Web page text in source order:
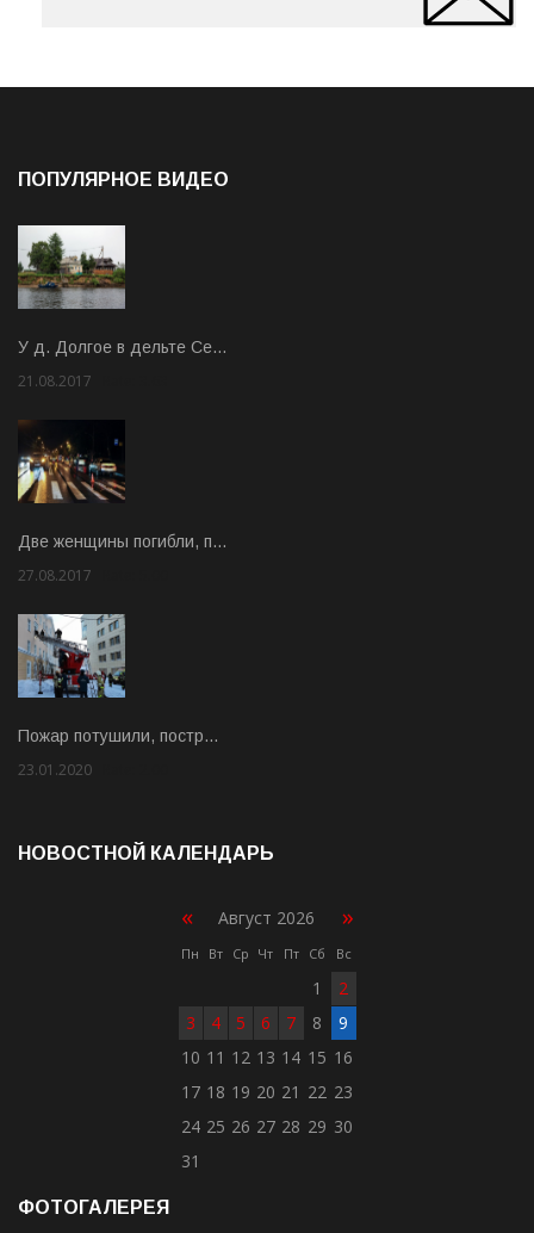
ПОПУЛЯРНОЕ ВИДЕО
У д. Долгое в дельте Се…
21.08.2017
Две женщины погибли, п…
27.08.2017
Пожар потушили, постр…
23.01.2020
НОВОСТНОЙ КАЛЕНДАРЬ
« Август 2026 »
Пн Вт Ср Чт Пт Сб Вс
1
2
3
4 5 6 7 8
9
10 11 12 13 14 15 16
17 18 19 20 21 22 23
24 25 26 27 28 29 30
31
ФОТОГАЛЕРЕЯ